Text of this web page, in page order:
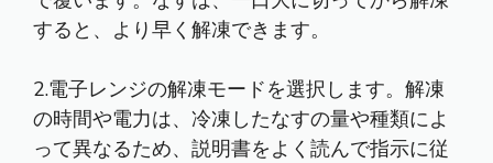
すると、より早く解凍できます。
2.電子レンジの解凍モードを選択します。解凍
の時間や電力は、冷凍したなすの量や種類によ
って異なるため、説明書をよく読んで指示に従